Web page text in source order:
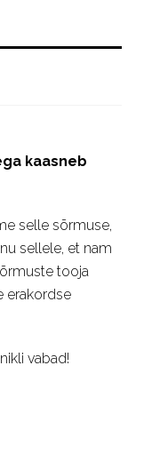
kaasneb
selle sõrmuse,
sellele, et nam
tooja
erakordse
vabad!